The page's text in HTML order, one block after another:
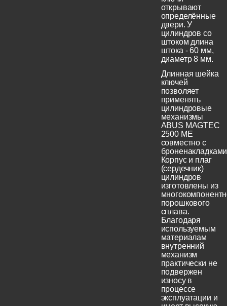
открывают
определённые
двери. У
цилиндров со
штоком длина
штока - 60 мм,
диаметр 8 мм.
Длинная шейка
ключей
позволяет
применять
цилиндровые
механизмы
ABUS MAGTEC
2500 ME
совместно с
Корпус и плаг
(сердечник)
цилиндров
изготовлены из
порошкового
сплава.
Благодаря
используемым
материалам
внутренний
механизм
практически не
подвержен
износу в
процессе
эксплуатации и